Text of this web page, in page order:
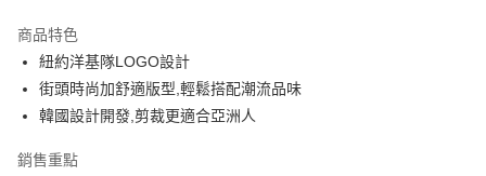
Apple Pay
街口支付
商品特色
紐約洋基隊LOGO設計
街頭時尚加舒適版型,輕鬆搭配潮流品味
韓國設計開發,剪裁更適合亞洲人
銷售重點